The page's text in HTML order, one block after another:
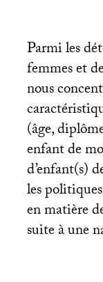
Parmi les
femmes et
nous
(âge,
enfant de
d’enfant(s)
les
en matière
suite à une